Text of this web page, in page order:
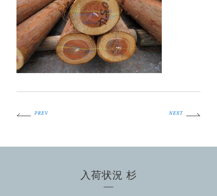
PREV NEXT
入荷状況 杉